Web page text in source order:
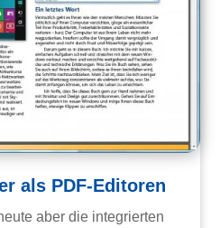
als PDF-Editoren
aber die integrierten